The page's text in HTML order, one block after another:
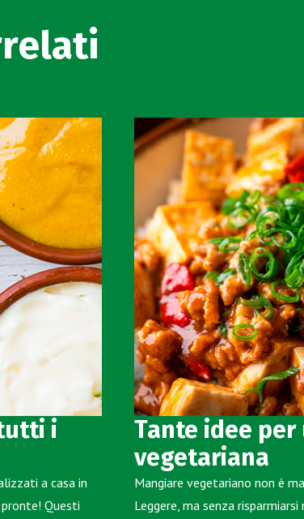
i
a casa in
Questi
Tante idee per
vegetariana
Mangiare vegetariano non è
Leggere, ma senza